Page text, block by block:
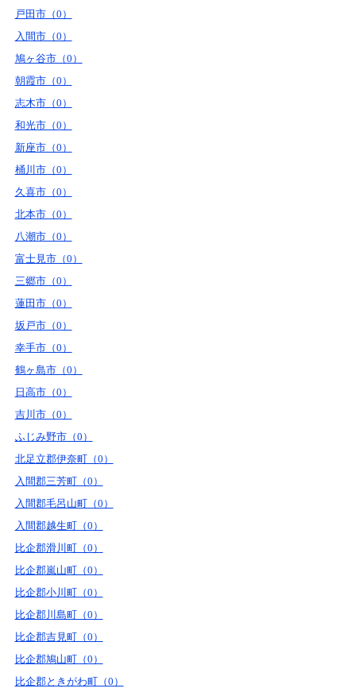
戸田市（0）
入間市（0）
鳩ヶ谷市（0）
朝霞市（0）
志木市（0）
和光市（0）
新座市（0）
桶川市（0）
久喜市（0）
北本市（0）
八潮市（0）
富士見市（0）
三郷市（0）
蓮田市（0）
坂戸市（0）
幸手市（0）
鶴ヶ島市（0）
日高市（0）
吉川市（0）
ふじみ野市（0）
北足立郡伊奈町（0）
入間郡三芳町（0）
入間郡毛呂山町（0）
入間郡越生町（0）
比企郡滑川町（0）
比企郡嵐山町（0）
比企郡小川町（0）
比企郡川島町（0）
比企郡吉見町（0）
比企郡鳩山町（0）
比企郡ときがわ町（0）